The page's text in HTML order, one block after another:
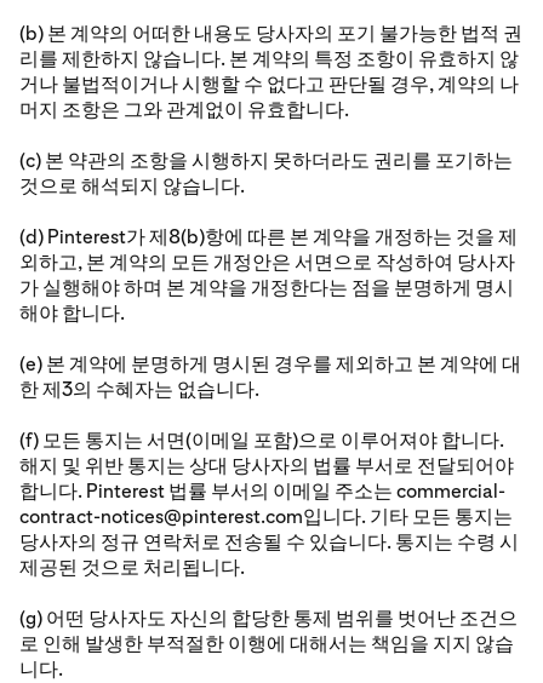
(b) 본 계약의 어떠한 내용도 당사자의 포기 불가능한 법적 권
리를 제한하지 않습니다. 본 계약의 특정 조항이 유효하지 않
거나 불법적이거나 시행할 수 없다고 판단될 경우, 계약의 나
머지 조항은 그와 관계없이 유효합니다.
(c) 본 약관의 조항을 시행하지 못하더라도 권리를 포기하는
것으로 해석되지 않습니다.
(d) Pinterest가 제8(b)항에 따른 본 계약을 개정하는 것을 제
외하고, 본 계약의 모든 개정안은 서면으로 작성하여 당사자
가 실행해야 하며 본 계약을 개정한다는 점을 분명하게 명시
해야 합니다.
(e) 본 계약에 분명하게 명시된 경우를 제외하고 본 계약에 대
한 제3의 수혜자는 없습니다.
(f) 모든 통지는 서면(이메일 포함)으로 이루어져야 합니다.
해지 및 위반 통지는 상대 당사자의 법률 부서로 전달되어야
합니다. Pinterest 법률 부서의 이메일 주소는 commercial-
contract-notices@pinterest.com입니다. 기타 모든 통지는
당사자의 정규 연락처로 전송될 수 있습니다. 통지는 수령 시
제공된 것으로 처리됩니다.
(g) 어떤 당사자도 자신의 합당한 통제 범위를 벗어난 조건으
로 인해 발생한 부적절한 이행에 대해서는 책임을 지지 않습
니다.